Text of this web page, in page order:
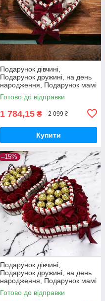
Подарунок дівчині,
Подарунок дружині, на день
народження, Подарунок мамі
на день народження, подрузі,
сестрі, доньці
Готово до відправки
1 784,15 ₴ 2 099 ₴
Купити
–15%
Подарунок дівчині,
Подарунок дружині, на день
народження, Подарунок мамі
на день народження, подрузі,
сестрі, доньці
Готово до відправки